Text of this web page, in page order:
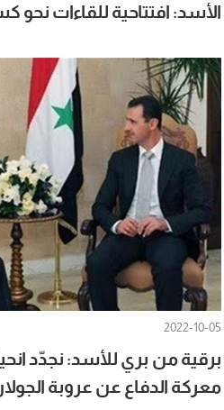
الأسد: افتتاحية للقاءات نحو
2022-10-05
برقية من بري للأسد: نجدّد
معركة الدفاع عن عروبة